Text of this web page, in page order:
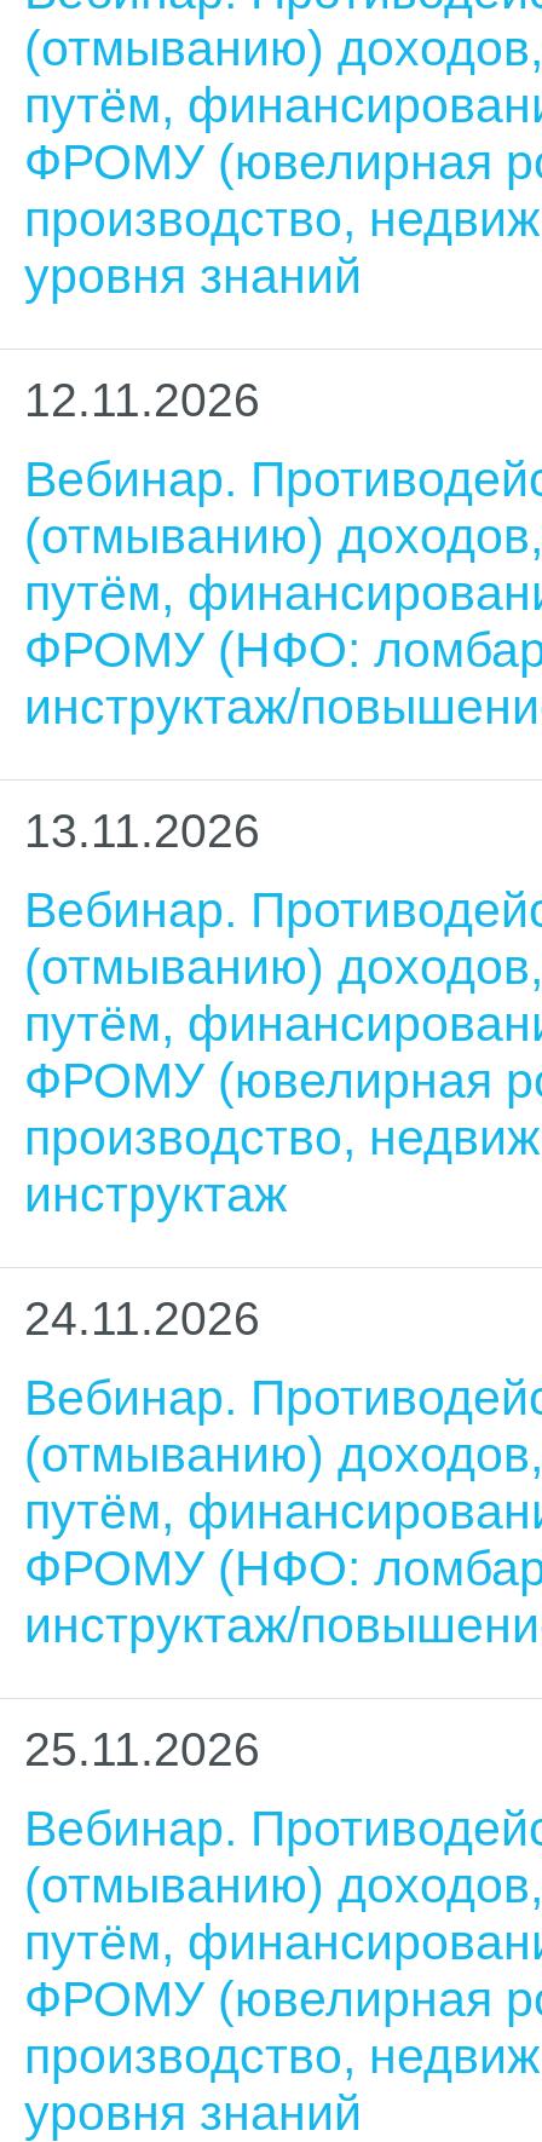
(отмыванию)
путём,
ФРОМУ (ювелирная
производство,
уровня знаний
12.11.2026
Вебинар.
(отмыванию)
путём,
ФРОМУ (НФО:
инструктаж/
13.11.2026
Вебинар.
(отмыванию)
путём,
ФРОМУ (ювелирная
производство,
инструктаж
24.11.2026
Вебинар.
(отмыванию)
путём,
ФРОМУ (НФО:
инструктаж/
25.11.2026
Вебинар.
(отмыванию)
путём,
ФРОМУ (ювелирная
производство,
уровня знаний